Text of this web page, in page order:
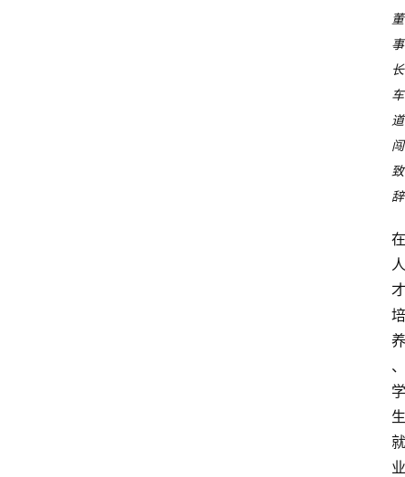
董
事
长
车
道
闯
致
辞
在
人
才
培
养
、
学
生
就
业